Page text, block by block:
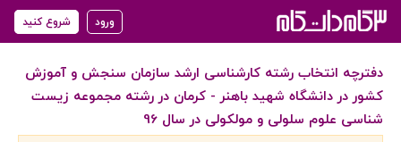
ورود شروع کنید
دفترچه انتخاب رشته کارشناسی ارشد سازمان سنجش و آموزش
کشور در دانشگاه شهید باهنر - کرمان در رشته مجموعه زیست
شناسی علوم سلولی و مولکولی در سال 96